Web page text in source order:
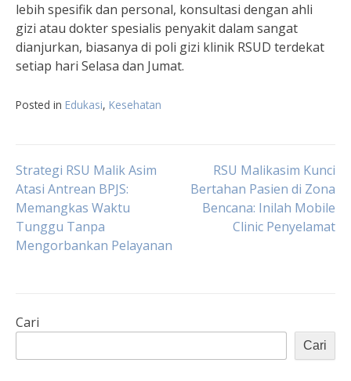
lebih spesifik dan personal, konsultasi dengan ahli
gizi atau dokter spesialis penyakit dalam sangat
dianjurkan, biasanya di poli gizi klinik RSUD terdekat
setiap hari Selasa dan Jumat.
Posted in Edukasi, Kesehatan
Navigasi
pos
Strategi RSU Malik Asim
Atasi Antrean BPJS:
Memangkas Waktu
Tunggu Tanpa
Mengorbankan Pelayanan
RSU Malikasim Kunci
Bertahan Pasien di Zona
Bencana: Inilah Mobile
Clinic Penyelamat
Cari
Cari